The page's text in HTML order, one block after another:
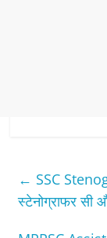
← SSC
स्टेनोग्राफर सी